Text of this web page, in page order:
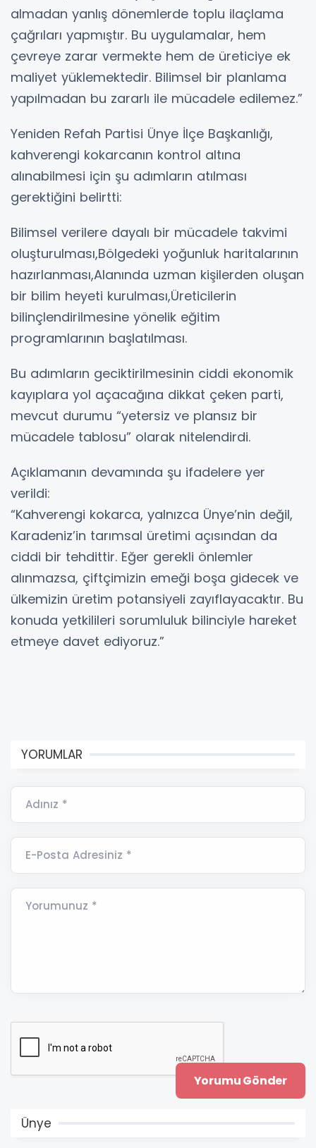
almadan yanlış dönemlerde toplu ilaçlama
çağrıları yapmıştır. Bu uygulamalar, hem
çevreye zarar vermekte hem de üreticiye ek
maliyet yüklemektedir. Bilimsel bir planlama
yapılmadan bu zararlı ile mücadele edilemez.”
Yeniden Refah Partisi Ünye İlçe Başkanlığı,
kahverengi kokarcanın kontrol altına
alınabilmesi için şu adımların atılması
gerektiğini belirtti:
Bilimsel verilere dayalı bir mücadele takvimi
oluşturulması,Bölgedeki yoğunluk haritalarının
hazırlanması,Alanında uzman kişilerden oluşan
bir bilim heyeti kurulması,Üreticilerin
bilinçlendirilmesine yönelik eğitim
programlarının başlatılması.
Bu adımların geciktirilmesinin ciddi ekonomik
kayıplara yol açacağına dikkat çeken parti,
mevcut durumu “yetersiz ve plansız bir
mücadele tablosu” olarak nitelendirdi.
Açıklamanın devamında şu ifadelere yer
verildi:
“Kahverengi kokarca, yalnızca Ünye’nin değil,
Karadeniz’in tarımsal üretimi açısından da
ciddi bir tehdittir. Eğer gerekli önlemler
alınmazsa, çiftçimizin emeği boşa gidecek ve
ülkemizin üretim potansiyeli zayıflayacaktır. Bu
konuda yetkilileri sorumluluk bilinciyle hareket
etmeye davet ediyoruz.”
YORUMLAR
Adınız *
E-Posta Adresiniz *
Yorumunuz *
Ünye